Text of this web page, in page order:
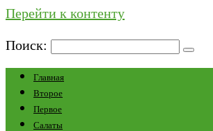
Перейти к контенту
Поиск:
Главная
Второе
Первое
Салаты